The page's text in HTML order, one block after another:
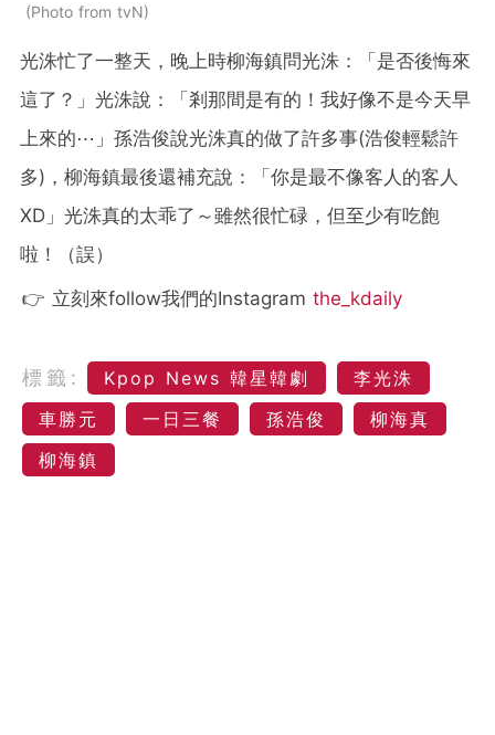
Photo from tvN
光洙忙了一整天，晚上時柳海鎮問光洙：「是否後悔來
這了？」光洙說：「剎那間是有的！我好像不是今天早
上來的⋯」孫浩俊說光洙真的做了許多事(浩俊輕鬆許
多)，柳海鎮最後還補充說：「你是最不像客人的客人
XD」光洙真的太乖了～雖然很忙碌，但至少有吃飽
啦！（誤）
👉 立刻來follow我們的Instagram the_kdaily
標籤: Kpop News 韓星韓劇
李光洙
車勝元
一日三餐 孫浩俊
柳海真
柳海鎮